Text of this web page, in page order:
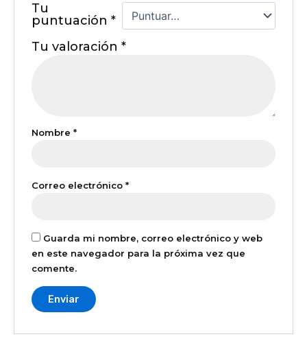
Tu
puntuación*
Tu valoración*
Nombre*
Correo electrónico*
Guarda mi nombre, correo electrónico y web
en este navegador para la próxima vez que
comente.